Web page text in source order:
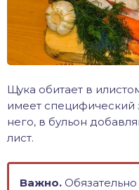
Щука обитает в
имеет специфический
него, в бульон
лист.
Важно.